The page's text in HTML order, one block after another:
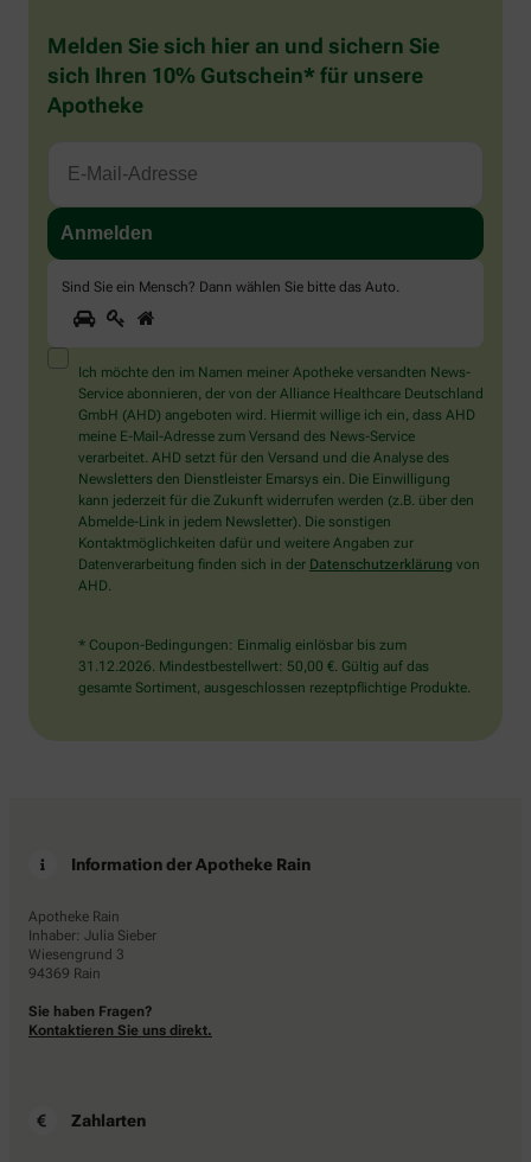
Melden Sie sich hier an und sichern Sie
sich Ihren 10% Gutschein* für unsere
Apotheke
Sind Sie ein Mensch? Dann wählen Sie bitte das Auto
Sie
ein
Mensch?
Dann
wählen
Sie
bitte
das
Auto.
1 2
Ich möchte den im Namen meiner Apotheke versandten News-
Service abonnieren, der von der Alliance Healthcare Deutschland
GmbH (AHD) angeboten wird. Hiermit willige ich ein, dass AHD
meine E-Mail-Adresse zum Versand des News-Service
verarbeitet. AHD setzt für den Versand und die Analyse des
Newsletters den Dienstleister Emarsys ein. Die Einwilligung
kann jederzeit für die Zukunft widerrufen werden (z.B. über den
Abmelde-Link in jedem Newsletter). Die sonstigen
Kontaktmöglichkeiten dafür und weitere Angaben zur
Datenverarbeitung finden sich in der Datenschutzerklärung von
AHD.
* Coupon-Bedingungen: Einmalig einlösbar bis zum
31.12.2026. Mindestbestellwert: 50,00 €. Gültig auf das
gesamte Sortiment, ausgeschlossen rezeptpflichtige Produkte.
Information der Apotheke Rain
Apotheke Rain
Inhaber: Julia Sieber
Wiesengrund 3
94369 Rain
Sie haben Fragen?
Kontaktieren Sie uns direkt.
Zahlarten